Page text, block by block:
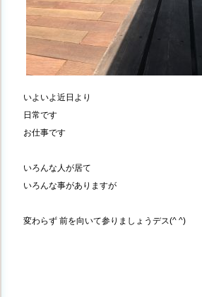
いよいよ近日より
日常です
お仕事です
いろんな人が居て
いろんな事がありますが
変わらず 前を向いて参りましょうデス(^ ^)